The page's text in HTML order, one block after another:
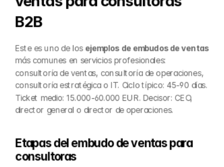
B2B
Este es uno de los ejemplos de embudos de ventas
más comunes en servicios profesionales:
consultoría de ventas, consultoría de operaciones,
consultoría estratégica o IT. Ciclo típico: 45-90 días.
Ticket medio: 15.000-60.000 EUR. Decisor: CEO,
director general o director de operaciones.
Etapas del embudo de ventas para
consultoras